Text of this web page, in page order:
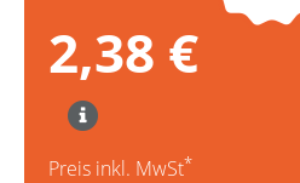
2,38 €
Preis inkl. MwSt*